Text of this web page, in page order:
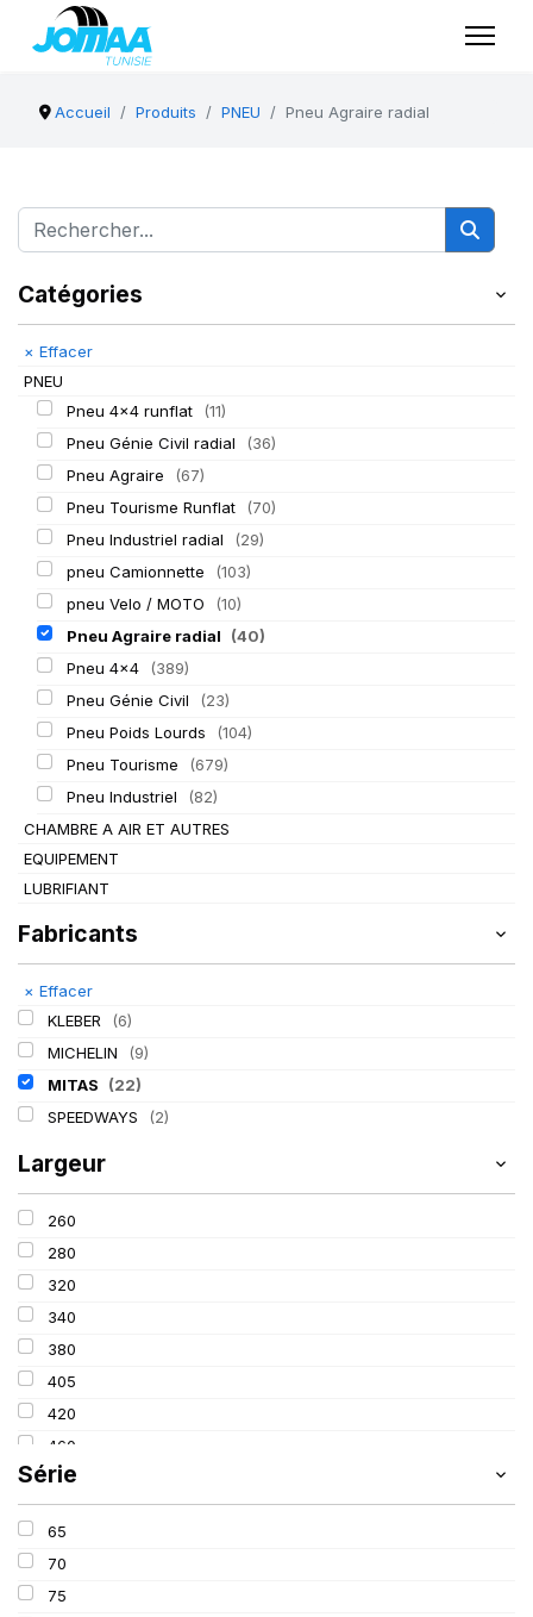
Accueil Produits PNEU Pneu Agraire radial
Catégories
× Effacer
PNEU
Pneu 4x4 runflat
(11)
Pneu Génie Civil radial
(36)
Pneu Agraire
(67)
Pneu Tourisme Runflat
(70)
Pneu Industriel radial
(29)
pneu Camionnette
(103)
pneu Velo / MOTO
(10)
Pneu Agraire radial
(40)
Pneu 4x4
(389)
Pneu Génie Civil
(23)
Pneu Poids Lourds
(104)
Pneu Tourisme
(679)
Pneu Industriel
(82)
CHAMBRE A AIR ET AUTRES
EQUIPEMENT
LUBRIFIANT
Fabricants
× Effacer
KLEBER
(6)
MICHELIN
(9)
MITAS
(22)
SPEEDWAYS
(2)
Largeur
260
280
320
340
380
405
420
460
480
520
600
650
800
Série
65
70
75